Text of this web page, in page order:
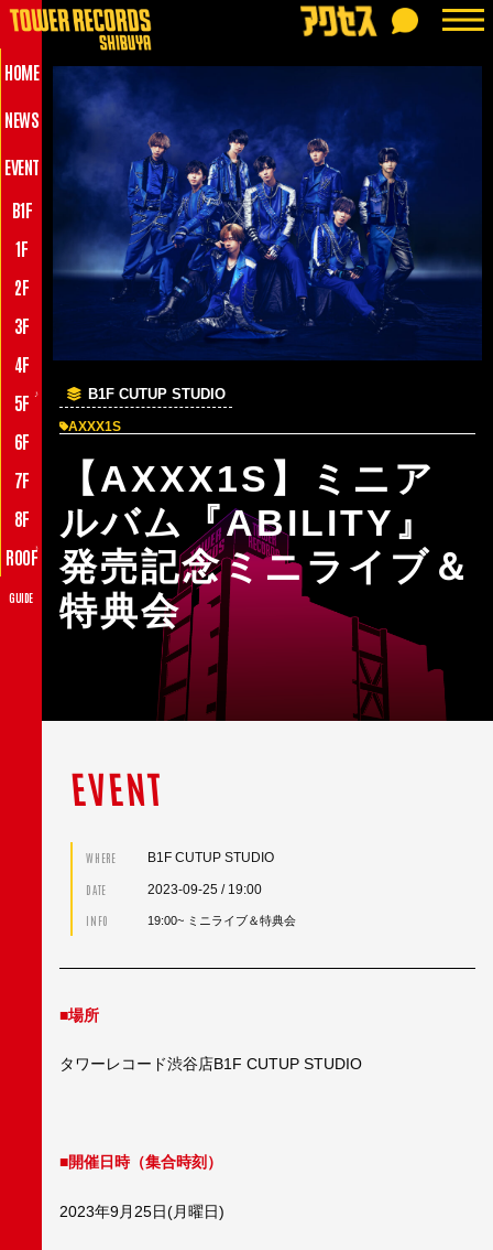
HOME
NEWS
EVENT
B1F
1F
2F
3F
4F
5F
♪
6F
7F
8F
ROOF♪
GUIDE
B1F CUTUP STUDIO
AXXX1S
【AXXX1S】ミニア
ルバム『ABILITY』
発売記念ミニライブ＆
特典会
EVENT
WHERE B1F CUTUP STUDIO
DATE 2023-09-25 / 19:00
INFO 19:00~ ミニライブ＆特典会
■場所
タワーレコード渋谷店B1F CUTUP STUDIO
■開催日時（集合時刻）
2023年9月25日(月曜日)